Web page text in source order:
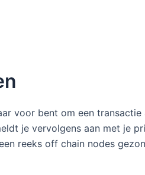
voor bent om een
je vervolgens aan met je
reeks off chain nodes